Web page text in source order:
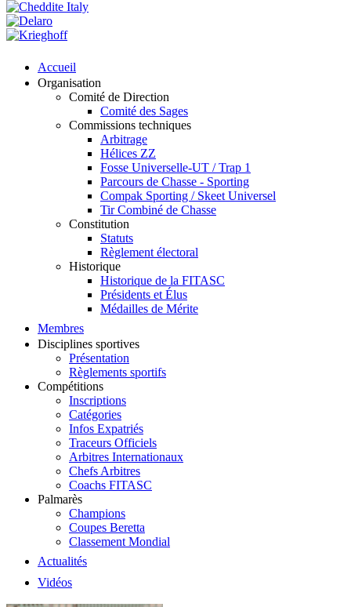
Accueil
Organisation
Comité de Direction
Comité des Sages
Commissions techniques
Arbitrage
Hélices ZZ
Fosse Universelle-UT / Trap 1
Parcours de Chasse - Sporting
Compak Sporting / Skeet Universel
Tir Combiné de Chasse
Constitution
Statuts
Règlement électoral
Historique
Historique de la FITASC
Présidents et Élus
Médailles de Mérite
Membres
Disciplines sportives
Présentation
Règlements sportifs
Compétitions
Inscriptions
Catégories
Infos Expatriés
Traceurs Officiels
Arbitres Internationaux
Chefs Arbitres
Coachs FITASC
Palmarès
Champions
Coupes Beretta
Classement Mondial
Actualités
Vidéos